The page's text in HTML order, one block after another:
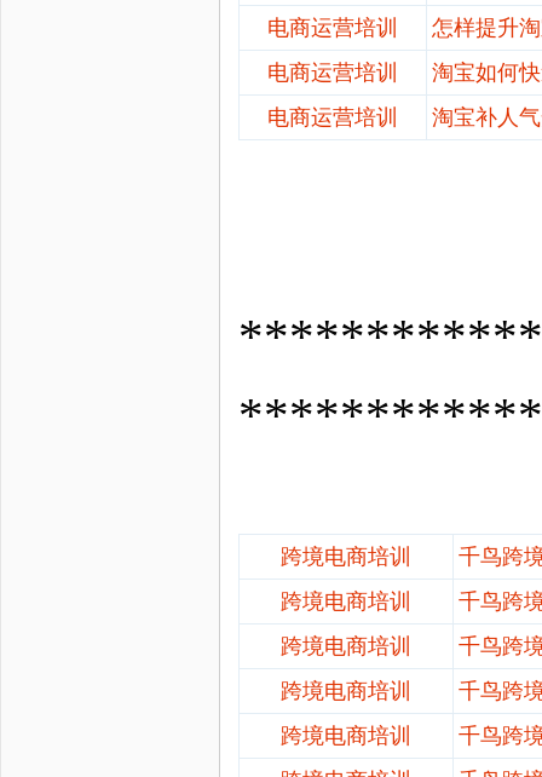
电商运营培训
怎样提升
电商运营培训
淘宝如何
电商运营培训
淘宝补人
跨境电商培训
千鸟跨
跨境电商培训
千鸟跨
跨境电商培训
千鸟跨
跨境电商培训
千鸟跨
跨境电商培训
千鸟跨